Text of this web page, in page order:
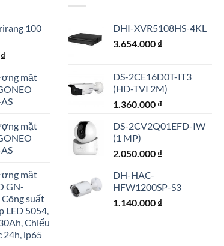
100
₫
mặt
mặt
mặt
GN-
suất
LED 5054,
Chiếu
24h, ip65
DHI-XVR5108HS-4KL
3.654.000 ₫
DS-2CE16D0T-IT3
(HD-TVI 2M)
1.360.000 ₫
DS-2CV2Q01EFD-IW
(1 MP)
2.050.000 ₫
DH-HAC-
HFW1200SP-S3
1.140.000 ₫